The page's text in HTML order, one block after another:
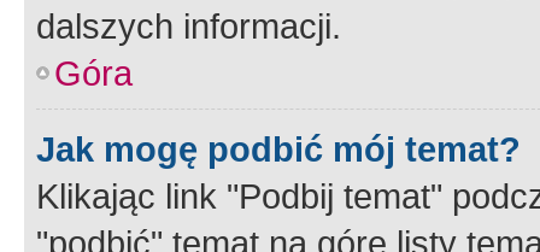
dalszych informacji.
Góra
Jak mogę podbić mój temat?
Klikając link "Podbij temat"
"podbić" temat na górę listy